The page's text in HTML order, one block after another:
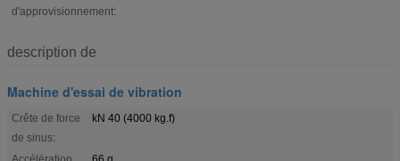
d'approvisionnement:
description de
Machine d'essai de vibration
Crête de force
de sinus:
kN 40 (4000 kg.f)